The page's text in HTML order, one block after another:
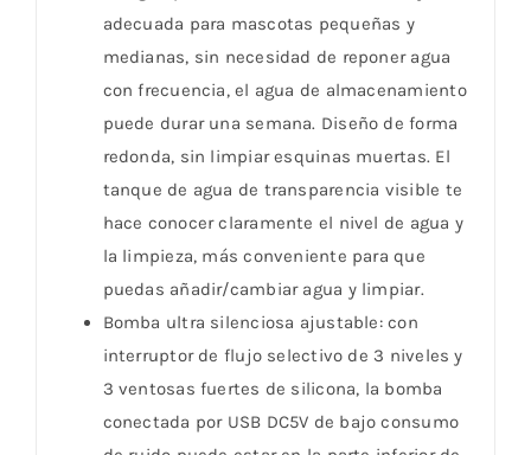
adecuada para mascotas pequeñas y
medianas, sin necesidad de reponer agua
con frecuencia, el agua de almacenamiento
puede durar una semana. Diseño de forma
redonda, sin limpiar esquinas muertas. El
tanque de agua de transparencia visible te
hace conocer claramente el nivel de agua y
la limpieza, más conveniente para que
puedas añadir/cambiar agua y limpiar.
Bomba ultra silenciosa ajustable: con
interruptor de flujo selectivo de 3 niveles y
3 ventosas fuertes de silicona, la bomba
conectada por USB DC5V de bajo consumo